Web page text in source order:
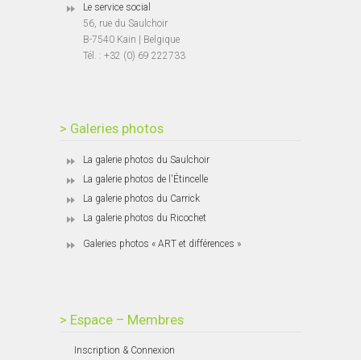
Le service social
56, rue du Saulchoir
B-7540 Kain | Belgique
Tél. : +32 (0) 69 222733
> Galeries photos
La galerie photos du Saulchoir
La galerie photos de l'Étincelle
La galerie photos du Carrick
La galerie photos du Ricochet
Galeries photos « ART et différences »
> Espace – Membres
Inscription & Connexion